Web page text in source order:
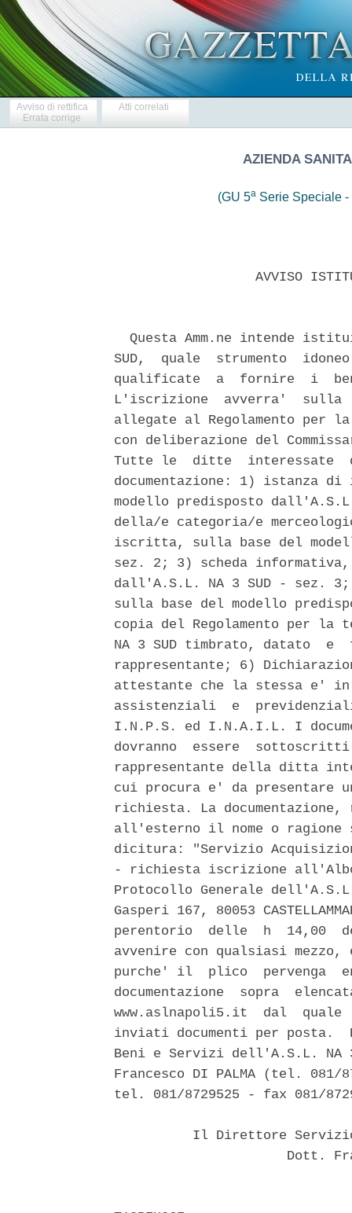
Avviso di rettifica
Errata corrige
Atti correlati
AZIENDA
(GU 5a Serie Speciale
AVVISO
Questa Amm.ne intende
SUD,  quale  strumento
qualificate  a  fornire  i
L'iscrizione  avverra'  sulla
allegate al Regolamento per
con deliberazione del
Tutte le  ditte  interessate
documentazione: 1) istanza
modello predisposto
della/e categoria/e
iscritta, sulla base del
sez. 2; 3) scheda
dall'A.S.L. NA 3 SUD - sez.
sulla base del modello
copia del Regolamento per
NA 3 SUD timbrato, datato
rappresentante; 6)
attestante che la stessa e'
assistenziali  e
I.N.P.S. ed I.N.A.I.L. I
dovranno  essere
rappresentante della ditta
cui procura e' da presentare
richiesta. La
all'esterno il nome o ragione
dicitura: "Servizio
- richiesta iscrizione
Protocollo Generale
Gasperi 167, 80053
perentorio  delle  h  14,00
avvenire con qualsiasi mezzo,
purche' il  plico  pervenga
documentazione  sopra
www.aslnapoli5.it  dal  quale
inviati documenti per posta.
Beni e Servizi dell'A.S.L. NA
Francesco DI PALMA (tel. 081/
tel. 081/8729525 - fax 081/
Il Direttore
Dott.